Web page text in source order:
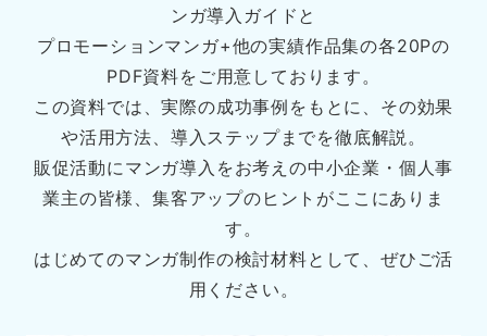
ンガ導入ガイドと
プロモーションマンガ+他の実績作品集の各20Pの
PDF資料をご用意しております。
この資料では、実際の成功事例をもとに、その効果
や活用方法、導入ステップまでを徹底解説。
販促活動にマンガ導入をお考えの中小企業・個人事
業主の皆様、集客アップのヒントがここにありま
す。
はじめてのマンガ制作の検討材料として、ぜひご活
用ください。